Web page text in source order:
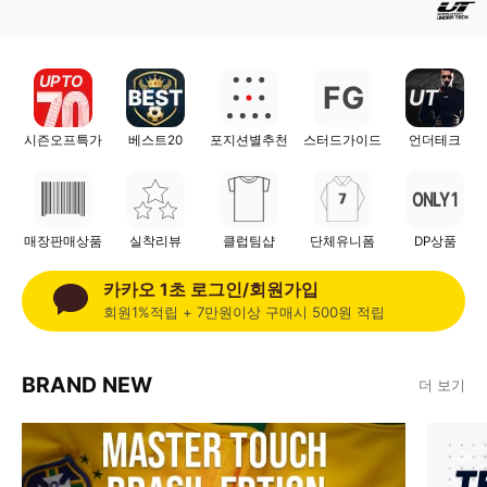
UP TO
시즌오프특가 베스트20 포지션별추천
FG
스터드가이드
UT
언더테크
매장판매상품 실착리뷰 클럽팀샵 단체유니폼
ONLY 1
DP상품
카카오 1초 로그인/회원가입
회원1%적립 + 7만원이상 구매시 500원 적립
BRAND NEW 더 보기